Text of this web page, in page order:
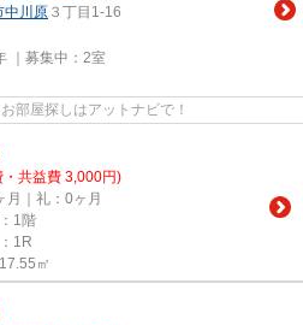
中川原 ３丁目1-16
｜募集中： 2室
部屋探しはアットナビで！
・共益費 3,000円)
月｜礼：0ヶ月
1階
1R
㎡